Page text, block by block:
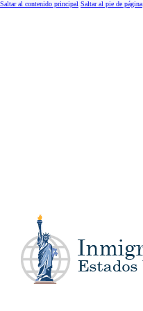
Saltar al contenido principal Saltar al pie de página